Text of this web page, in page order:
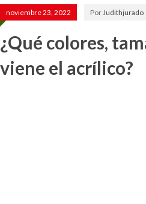
noviembre 23, 2022 PorJudithjurado
¿Qué colores,
viene el acrílico?